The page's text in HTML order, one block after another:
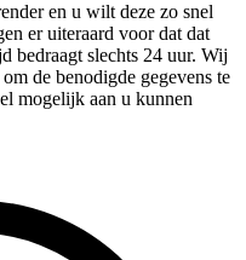
en u wilt deze zo snel
er uiteraard voor dat dat
bedraagt slechts 24 uur. Wij
de benodigde gegevens te
mogelijk aan u kunnen